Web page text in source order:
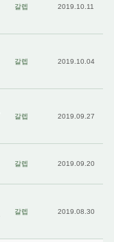
갈렙 2019.10.11
갈렙 2019.10.04
갈렙 2019.09.27
갈렙 2019.09.20
갈렙 2019.08.30